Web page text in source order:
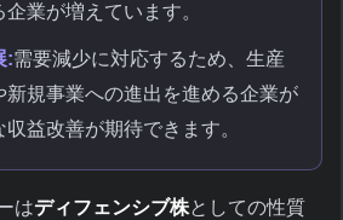
業が増えています。
:需要減少に対応するため、生産
新規事業への進出を進める企業が
益改善が期待できます。
はディフェンシブ株としての性質